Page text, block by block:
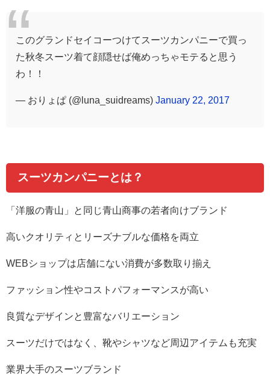
このグランドセイコーつけてスーツカンパニーで買っ
た秋冬スーツ着て顔隠せば俺めっちゃモテると思う
わ！！
— おりょぱ (@luna_suidreams) January 22, 2017
スーツカンパニーとは？
「洋服の青山」と同じ青山商事の若者向けブランド
高いクオリティとリーズナブルな価格を両立
WEBショップは店舗にない消費が多数取り揃え
ファッション性やコストパフォーマンスが高い
良質なデザインと豊富なバリエーション
スーツだけではなく、靴やシャツなど周辺アイテムも充実
業界大手のスーツブランド